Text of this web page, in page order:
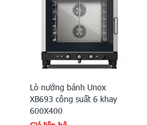
Lò nướng bánh Unox
XB693 công suất 6 khay
600X400